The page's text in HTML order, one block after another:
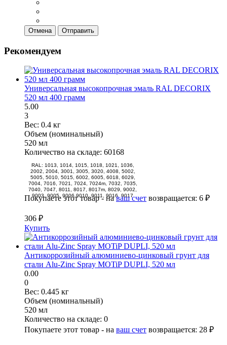
Отмена Отправить
Рекомендуем
Универсальная высокопрочная эмаль RAL DECORIX
520 мл 400 грамм
5.00
3
Вес: 0.4 кг
Объем (номинальный)
520 мл
Количество на складе: 60168
RAL: 1013, 1014, 1015, 1018, 1021, 1036,
2002, 2004, 3001, 3005, 3020, 4008, 5002,
5005, 5010, 5015, 6002, 6005, 6018, 6029,
7004, 7016, 7021, 7024, 7024m, 7032, 7035,
7040, 7047, 8011, 8017, 8017m, 8029, 9002,
9003, 9005, 9006 9010, 9011, 9016, 9017
Покупаете этот товар - наваш счет возвращается: 6 ₽
306 ₽
Купить
Антикоррозийный алюминиево-цинковый грунт для
стали Alu-Zinc Spray MOTiP DUPLI, 520 мл
0.00
0
Вес: 0.445 кг
Объем (номинальный)
520 мл
Количество на складе: 0
Покупаете этот товар - на ваш счет возвращается: 28 ₽